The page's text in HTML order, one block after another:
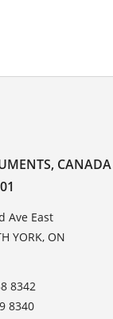
CANADA
Ave East
YORK, ON
8342
8340